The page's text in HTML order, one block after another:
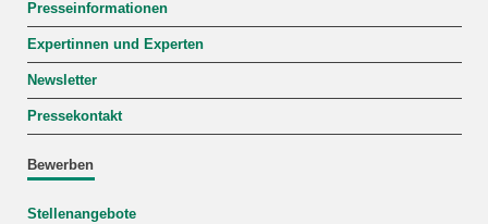
Presseinformationen
Expertinnen und Experten
Newsletter
Pressekontakt
Bewerben
Stellenangebote